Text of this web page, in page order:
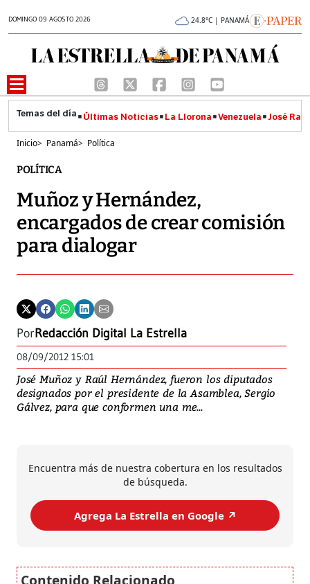
DOMINGO 09 AGOSTO 2026 24.8°C | PANAMÁ
Últimas Noticias La Llorona Venezuela José
Inicio> Panamá> Política
POLÍTICA
Muñoz y Hernández,
encargados de crear comisión
para dialogar
PorRedacción Digital La Estrella
08/09/2012 15:01
José Muñoz y Raúl Hernández, fueron los diputados
designados por el presidente de la Asamblea, Sergio
Gálvez, para que conformen una me...
Encuentra más de nuestra cobertura en los resultados
de búsqueda.
Agrega La Estrella en Google ↗️